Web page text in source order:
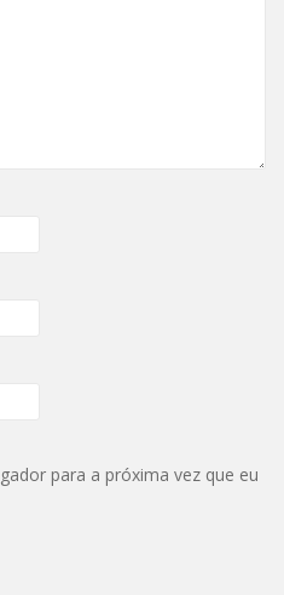
para a próxima vez que eu